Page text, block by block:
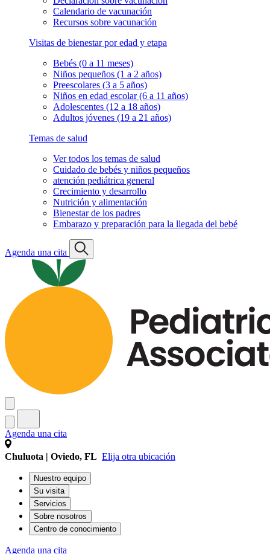
Calendario de vacunación
Recursos sobre vacunación
Visitas de bienestar por edad y etapa
Bebés (0 a 11 meses)
Niños pequeños (1 a 2 años)
Preescolares (3 a 5 años)
Niños en edad escolar (6 a 11 años)
Adolescentes (12 a 18 años)
Adultos jóvenes (19 a 21 años)
Temas de salud
Ver todos los temas de salud
Cuidado de bebés y niños pequeños
atención pediátrica general
Crecimiento y desarrollo
Nutrición y alimentación
Bienestar de los padres
Embarazo y preparación para la llegada del bebé
Agenda una cita
Agenda una cita
Chuluota | Oviedo, FL Elija otra ubicación
Nuestro equipo
Su visita
Servicios
Sobre nosotros
Centro de conocimiento
Agenda una cita